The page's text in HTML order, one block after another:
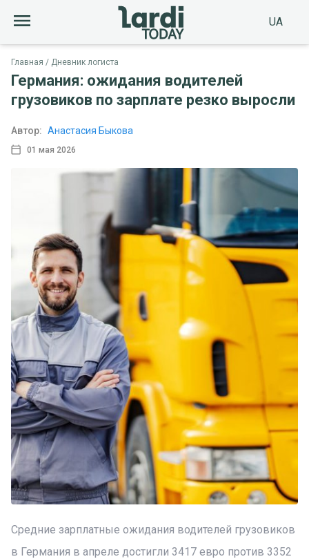
UA
Главная Дневник логиста
Германия: ожидания водителей
грузовиков по зарплате резко выросли
01 мая 2026
Автор: Анастасия Быкова
Средние зарплатные ожидания водителей грузовиков
в Германия в апреле достигли 3417 евро против 3352